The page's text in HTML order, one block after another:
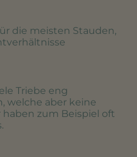
die meisten Stauden,
Triebe eng
welche aber keine
haben zum Beispiel oft